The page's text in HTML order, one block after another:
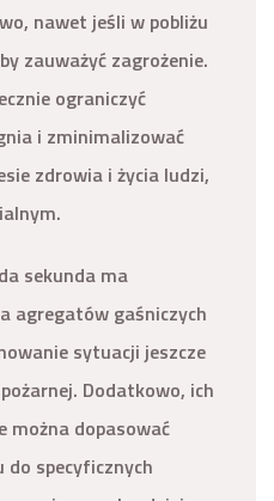
nawet jeśli w pobliżu
zauważyć zagrożenie.
ograniczyć
i zminimalizować
zdrowia i życia ludzi,
sekunda ma
agregatów gaśniczych
sytuacji jeszcze
Dodatkowo, ich
można dopasować
specyficznych